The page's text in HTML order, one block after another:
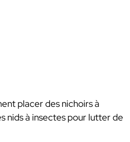
placer des nichoirs à
nids à insectes pour lutter de